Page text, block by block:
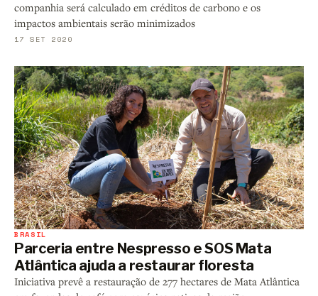
companhia será calculado em créditos de carbono e os
impactos ambientais serão minimizados
17 SET 2020
BRASIL
Parceria entre Nespresso e SOS Mata
Atlântica ajuda a restaurar floresta
Iniciativa prevê a restauração de 277 hectares de Mata Atlântica